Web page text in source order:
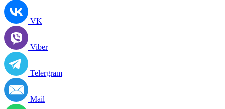
VK
Viber
Telergram
Mail